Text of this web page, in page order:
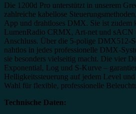
Die 1200d Pro unterstützt in unserem
zahlreiche kabellose
App und drahtloses DMX. Sie ist zudem
LumenRadio CRMX, Art-net und sACN
Anschluss. Über die 5-polige DMX512-
nahtlos in jedes professionelle DMX-
sie besonders vielseitig macht. Die vier
Exponential, Log und S-Kurve –
Helligkeitssteuerung auf jedem Level
Wahl für flexible, professionelle
Technische Daten: